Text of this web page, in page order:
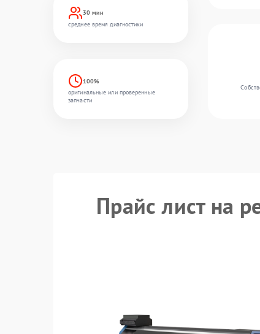
30 мин
среднее время диагностики
100%
оригинальные или проверенные
запчасти
Прайс лист на